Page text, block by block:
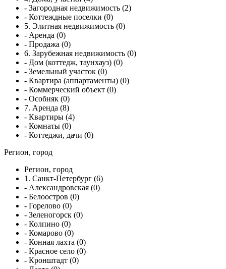
- Загородная недвижимость (2)
- Коттеждные поселки (0)
5. Элитная недвижимость (0)
- Аренда (0)
- Продажа (0)
6. Зарубежная недвижимость (0)
- Дом (коттедж, таунхауз) (0)
- Земельный участок (0)
- Квартира (аппартаменты) (0)
- Коммерческий объект (0)
- Особняк (0)
7. Аренда (8)
- Квартиры (4)
- Комнаты (0)
- Коттеджи, дачи (0)
Регион, город
Регион, город
1. Санкт-Петербург (6)
- Александровская (0)
- Белоостров (0)
- Горелово (0)
- Зеленогорск (0)
- Колпино (0)
- Комарово (0)
- Конная лахта (0)
- Красное село (0)
- Кронштадт (0)